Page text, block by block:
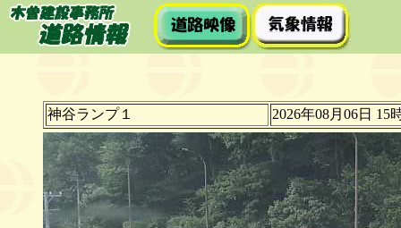
神谷ランプ１ 2026年08月06日 15